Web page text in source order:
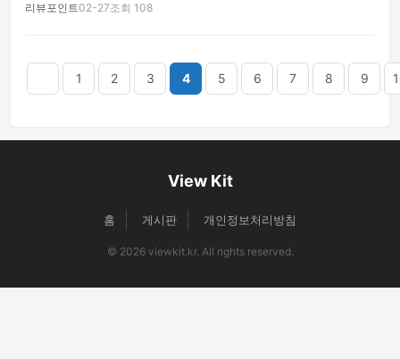
리뷰포인트02-27조회 108
1 2 3 4 5 6 7 8 9
View Kit
홈 게시판 개인정보처리방침
© 2026 viewkit.kr. All rights reserved.